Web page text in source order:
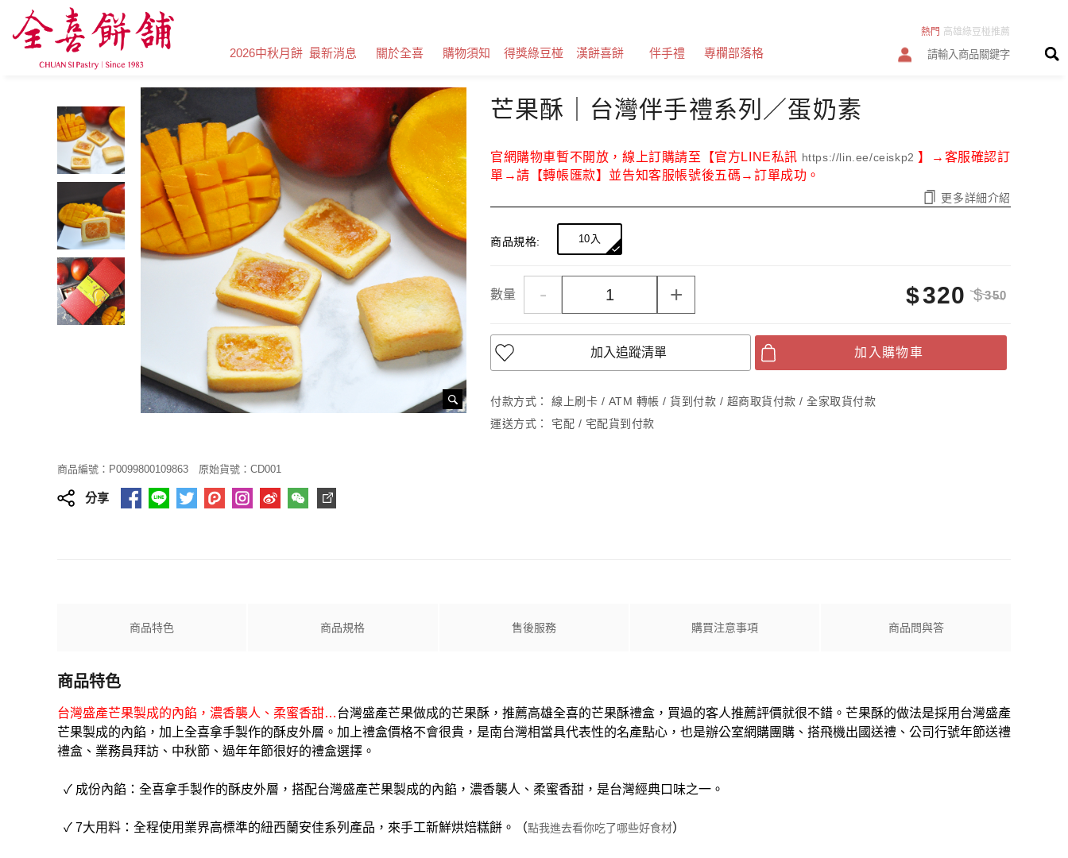
2026中秋月餅 最新消息 關於全喜 購物須知 得獎綠豆椪 漢餅喜餅 伴手禮 專欄部落格
熱門 高雄綠豆椪推薦
中秋送禮禮盒 年節過年春節禮盒
好吃的綠豆椪伴手禮
手工喜餅禮盒 喜餅手工餅乾
300元以下喜餅 出國伴手禮
商品編號：P0099800109863 原始貨號：CD001
分享
芒果酥｜台灣伴手禮系列／蛋奶素
官網購物車暫不開放，線上訂購請至【官方LINE私訊 https://lin.ee/ceiskp2 】→客服確認訂
單→請【轉帳匯款】並告知客服帳號後五碼→訂單成功。
更多詳細介紹
商品規格: 10入
數量 - + $320 $350
加入追蹤清單 加入購物車
付款方式：
線上刷卡 / ATM 轉帳 / 貨到付款 / 超商取貨付款 / 全家取貨付款
運送方式：
宅配 / 宅配貨到付款
商品特色 商品規格 售後服務 購買注意事項 商品問與答
商品特色
台灣盛產芒果製成的內餡，濃香襲人、柔蜜香甜…台灣盛產芒果做成的芒果酥，推薦高雄全喜的芒果酥禮盒，買過的客人推薦評價就很不錯。芒果酥的做法是採用台灣盛產
芒果製成的內餡，加上全喜拿手製作的酥皮外層。加上禮盒價格不會很貴，是南台灣相當具代表性的名產點心，也是辦公室網購團購、搭飛機出國送禮、公司行號年節送禮
禮盒、業務員拜訪、中秋節、過年年節很好的禮盒選擇。
✓ 成份內餡：全喜拿手製作的酥皮外層，搭配台灣盛產芒果製成的內餡，濃香襲人、柔蜜香甜，是台灣經典口味之一。
✓ 7大用料：全程使用業界高標準的紐西蘭安佳系列產品，來手工新鮮烘焙糕餅。（點我進去看你吃了哪些好食材）